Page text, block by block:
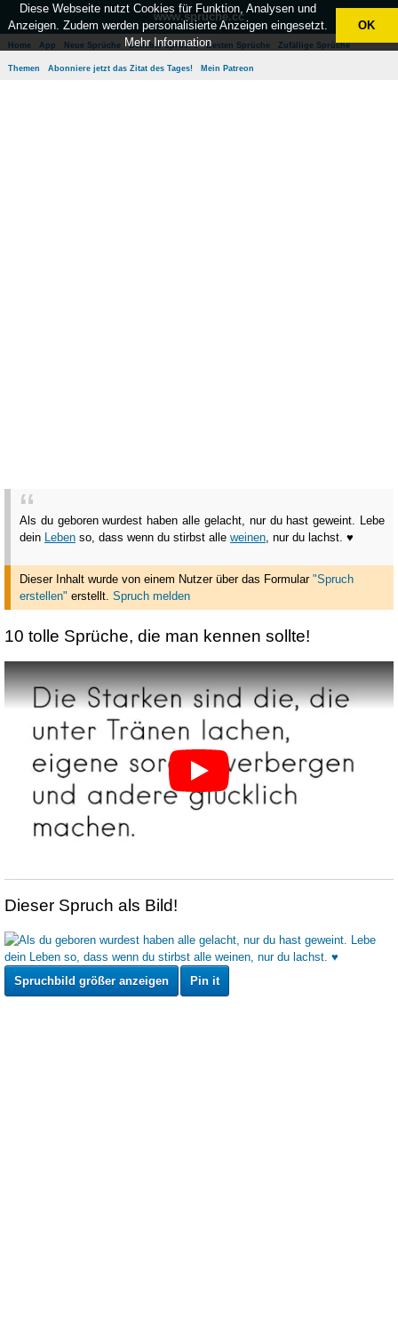
www.sprüche.cc
Home App Neue Sprüche Beliebte Sprüche Besten Sprüche Zufällige Sprüche
Themen Abonniere jetzt das Zitat des Tages! Mein Patreon
Als du geboren wurdest haben alle gelacht, nur du hast geweint. Lebe
dein Leben so, dass wenn du stirbst alle weinen, nur du lachst. ♥
Dieser Inhalt wurde von einem Nutzer über das Formular "Spruch
erstellen" erstellt. Spruch melden
10 tolle Sprüche, die man kennen sollte!
Dieser Spruch als Bild!
Spruchbild größer anzeigen Pin it
Diese Webseite nutzt Cookies für Funktion, Analysen und
Anzeigen. Zudem werden personalisierte Anzeigen eingesetzt.
Mehr Information
OK